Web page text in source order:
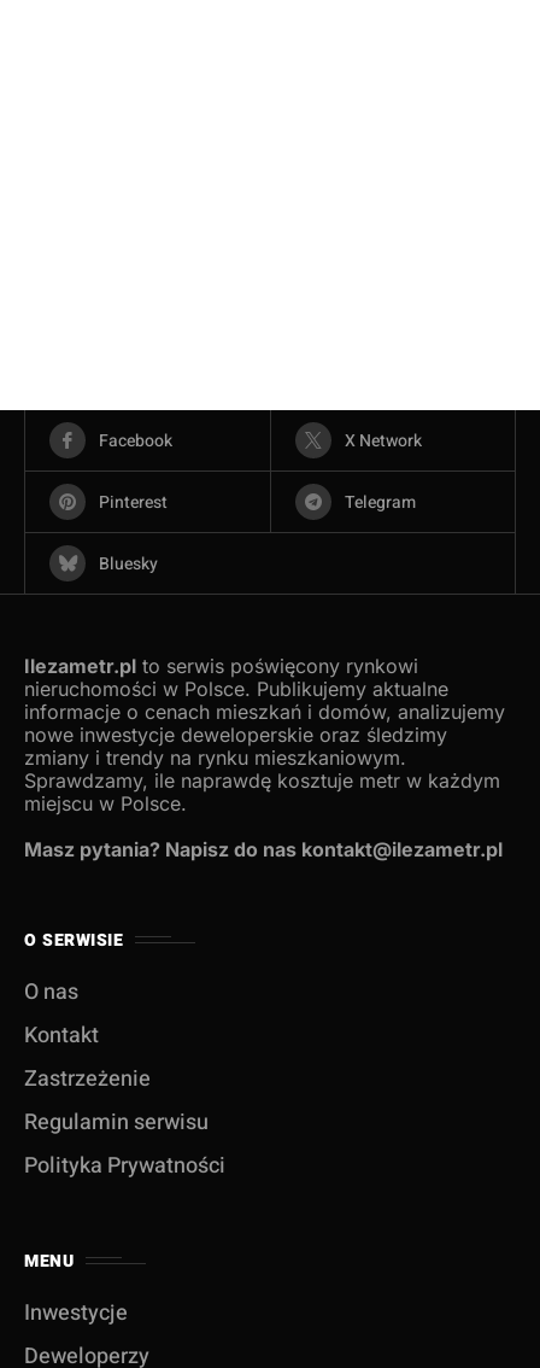
Facebook X Network
Pinterest Telegram
Bluesky
Ilezametr.pl to serwis poświęcony rynkowi
nieruchomości w Polsce. Publikujemy aktualne
informacje o cenach mieszkań i domów, analizujemy
nowe inwestycje deweloperskie oraz śledzimy
zmiany i trendy na rynku mieszkaniowym.
Sprawdzamy, ile naprawdę kosztuje metr w każdym
miejscu w Polsce.
Masz pytania? Napisz do nas kontakt@ilezametr.pl
O SERWISIE
O nas
Kontakt
Zastrzeżenie
Regulamin serwisu
Polityka Prywatności
MENU
Inwestycje
Deweloperzy